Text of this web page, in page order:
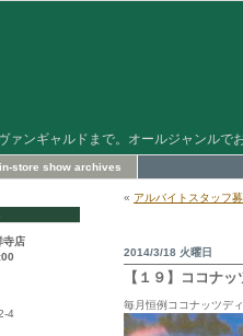
ァンギャルドまで。オールジャンル
in-store show archives
« アルバイトスタッフ
2014/3/18 火曜日
【１９】ココナ
毎月恒例ココナッツデ
寺店
4